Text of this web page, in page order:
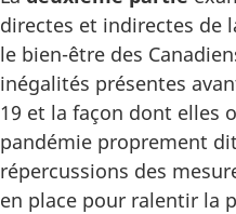
directes et indirectes de
le bien-être des
inégalités présentes
19 et la façon dont elles
pandémie proprement
répercussions des
en place pour ralentir la